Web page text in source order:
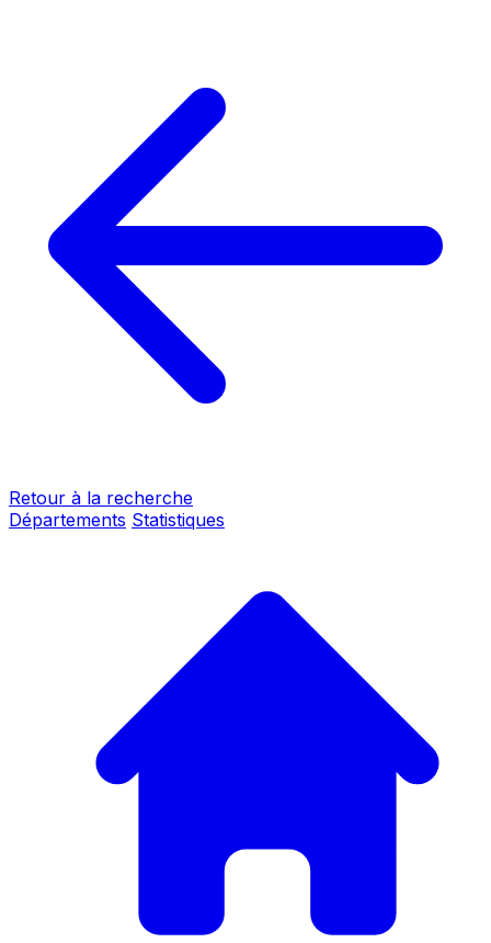
Retour à la recherche
Départements Statistiques